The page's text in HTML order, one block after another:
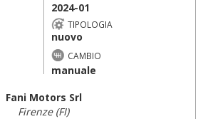
2024-01
TIPOLOGIA
nuovo
CAMBIO
manuale
Fani Motors Srl
Firenze (FI)